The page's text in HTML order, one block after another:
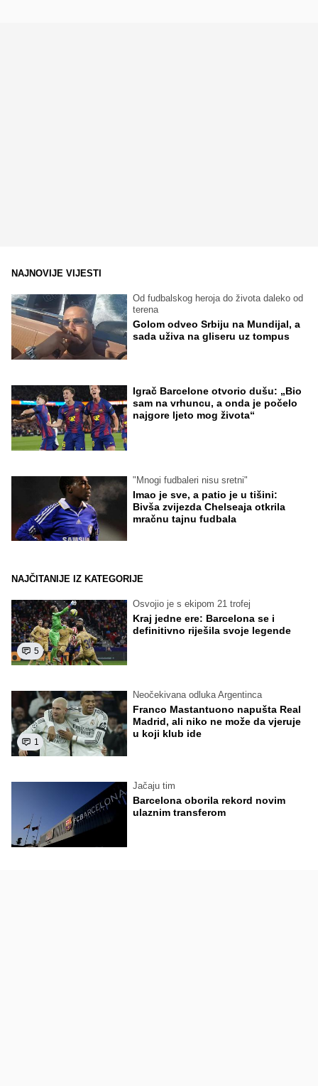
NAJNOVIJE VIJESTI
Od fudbalskog heroja do života daleko od
terena
Golom odveo Srbiju na Mundijal, a
sada uživa na gliseru uz tompus
Igrač Barcelone otvorio dušu: „Bio
sam na vrhuncu, a onda je počelo
najgore ljeto mog života“
"Mnogi fudbaleri nisu sretni"
Imao je sve, a patio je u tišini:
Bivša zvijezda Chelseaja otkrila
mračnu tajnu fudbala
NAJČITANIJE IZ KATEGORIJE
5
Osvojio je s ekipom 21 trofej
Kraj jedne ere: Barcelona se i
definitivno riješila svoje legende
1
Neočekivana odluka Argentinca
Franco Mastantuono napušta Real
Madrid, ali niko ne može da vjeruje
u koji klub ide
Jačaju tim
Barcelona oborila rekord novim
ulaznim transferom